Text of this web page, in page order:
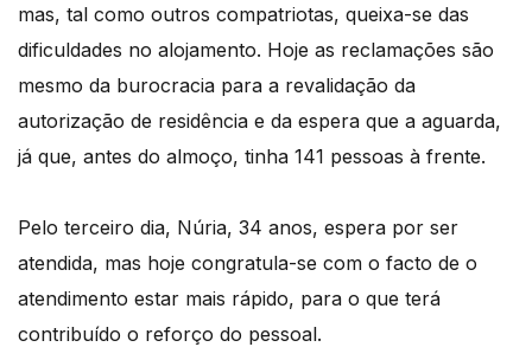
mas, tal como outros compatriotas, queixa-se das
dificuldades no alojamento. Hoje as reclamações são
mesmo da burocracia para a revalidação da
autorização de residência e da espera que a aguarda,
já que, antes do almoço, tinha 141 pessoas à frente.
Pelo terceiro dia, Núria, 34 anos, espera por ser
atendida, mas hoje congratula-se com o facto de o
atendimento estar mais rápido, para o que terá
contribuído o reforço do pessoal.